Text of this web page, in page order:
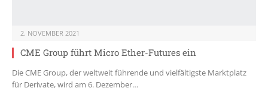
2. NOVEMBER 2021
CME Group führt Micro Ether-Futures ein
Die CME Group, der weltweit führende und vielfältigste Marktplatz
für Derivate, wird am 6. Dezember…